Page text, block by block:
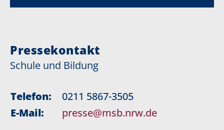
Pressekontakt
Schule und Bildung
Telefon:
0211 5867-3505
E-Mail:
presse@msb.nrw.de